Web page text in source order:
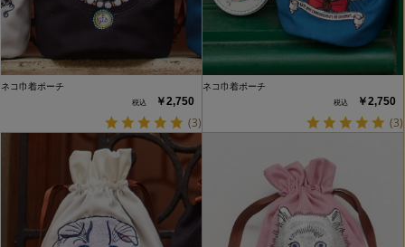
ネコ巾着ポーチ
￥2,750
(3)
ネコ巾着ポーチ
￥2,750
(3)